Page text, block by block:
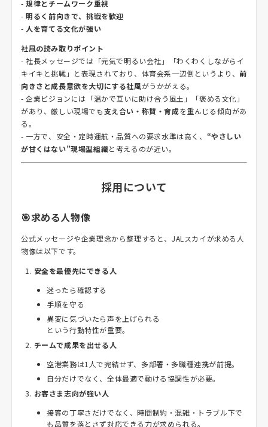
-規律とチームワーク重視
-明るく前向きで、挑戦を歓迎
- 人を育てる文化が強い
社風の読み取りポイント
- 社長メッセージでは「元気で明るい会社」「わくわくしながらイ
キイキと挑戦」と表現されており、体育会系一辺倒というより、 前
向きさと成長意欲を大切にする社風がうかがえる。
- 企業ビジョンには「温かで互いに助け合う風土」「褒める文化」
があり、厳しい現場でも支え合い・称賛・育成を重んじる傾向があ
る。
- 一方で、安全・定時運航・品質への要求水準は高く、 “やさしい
が甘くはない”現場型組織と考えるのが近い。
採用について
🎯求める人物像
公式メッセージや企業理念から整理すると、JALスカイが求める人
物像は以下です。
安全を最優先にできる人
迷ったら確認する
手順を守る
異変に気づいたら声を上げられる
という行動特性が重要。
チームで成果を出せる人
空港業務は1人で完結せず、多部署・多職種連携が前提。
自分だけでなく、全体最適で動ける協調性が必要。
お客さま志向が強い人
接客の丁寧さだけでなく、時間制約・混雑・トラブル下で
も品質を落とさず対応できる力が求められる。